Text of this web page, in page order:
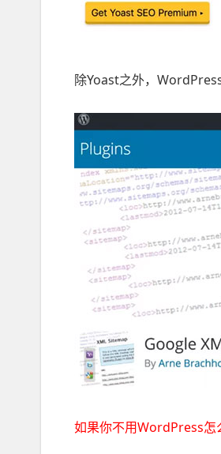
除Yoast之外，
如果你不用WordPress怎